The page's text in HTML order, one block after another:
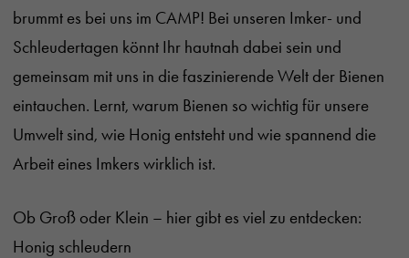
brummt es bei uns im CAMP! Bei unseren Imker- und
Schleudertagen könnt Ihr hautnah dabei sein und
gemeinsam mit uns in die faszinierende Welt der Bienen
eintauchen. Lernt, warum Bienen so wichtig für unsere
Umwelt sind, wie Honig entsteht und wie spannend die
Arbeit eines Imkers wirklich ist.
Ob Groß oder Klein – hier gibt es viel zu entdecken:
Honig schleudern